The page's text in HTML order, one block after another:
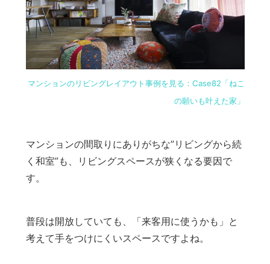
マンションのリビングレイアウト事例を見る：Case82「ねこ
の願いも叶えた家」
マンションの間取りにありがちな”リビングから続
く和室”も、リビングスペースが狭くなる要因で
す。
普段は開放していても、「来客用に使うかも」と
考えて手をつけにくいスペースですよね。